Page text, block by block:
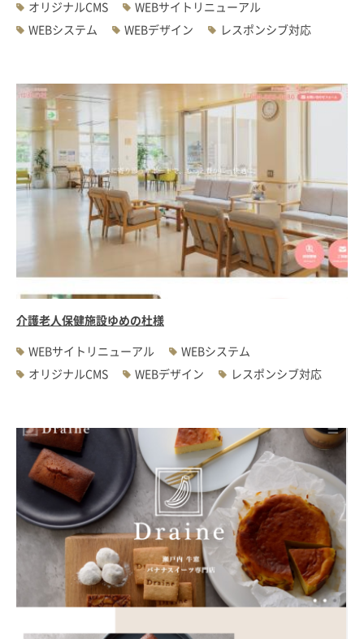
オリジナルCMS
WEBサイトリニューアル
WEBシステム
WEBデザイン レスポンシブ対応
介護老人保健施設ゆめの杜様
WEBサイトリニューアル
WEBシステム
オリジナルCMS
WEBデザイン レスポンシブ対応